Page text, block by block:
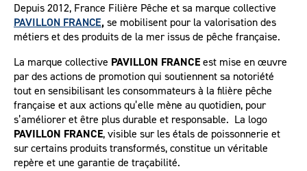
Depuis 2012, France Filière Pêche et sa marque collective
PAVILLON FRANCE,se mobilisent pour la valorisation des
métiers et des produits de la mer issus de pêche française.
La marque collective PAVILLON FRANCEest mise en œuvre
par des actions de promotion qui soutiennent sa notoriété
tout en sensibilisant les consommateurs à la filière pêche
française et aux actions qu’elle mène au quotidien, pour
s’améliorer et être plus durable et responsable. La logo
PAVILLON FRANCE, visible sur les étals de poissonnerie et
sur certains produits transformés, constitue un véritable
repère et une garantie de traçabilité.